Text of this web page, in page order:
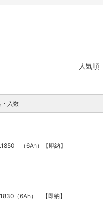
人気順
入数
（6Ah）【即納】
（6Ah） 【即納】